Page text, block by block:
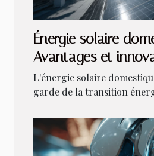
Énergie solaire
Avantages et
2023
L'énergie solaire
garde de la transition